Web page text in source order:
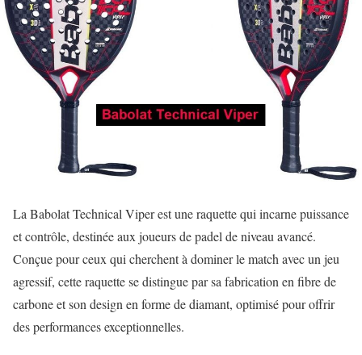
La Babolat Technical Viper est une raquette qui incarne puissance
et contrôle, destinée aux joueurs de padel de niveau avancé.
Conçue pour ceux qui cherchent à dominer le match avec un jeu
agressif, cette raquette se distingue par sa fabrication en fibre de
carbone et son design en forme de diamant, optimisé pour offrir
des performances exceptionnelles.